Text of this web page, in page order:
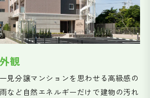
観
見分譲マンションを思わせる高級感の
など自然エネルギーだけで建物の汚れ